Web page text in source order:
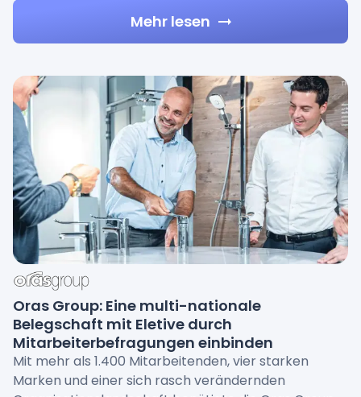
Mehr lesen
Oras Group: Eine multi-nationale
Belegschaft mit Eletive durch
Mitarbeiterbefragungen einbinden
Mit mehr als 1.400 Mitarbeitenden, vier starken
Marken und einer sich rasch verändernden